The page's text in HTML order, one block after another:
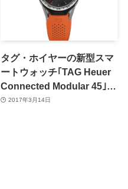
タグ・ホイヤーの新型スマ
ートウォッチ｢TAG Heuer
Connected Modular 45｣の
一部詳細が明らかに
2017年3月14日